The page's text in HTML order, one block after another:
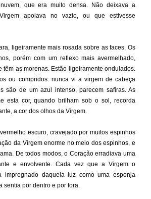
que era muito densa. Não deixava a
apoiava no vazio, ou que estivesse
ligeiramente mais rosada sobre as faces. Os
porém com um reflexo mais avermelhado,
têm as morenas. Estão ligeiramente ondulados.
ou compridos: nunca vi a virgem de cabeça
são de um azul intenso, parecem safiras. As
esta cor, quando brilham sob o sol, recorda
a cor dos olhos da Virgem.
escuro, cravejado por muitos espinhos
da Virgem enorme no meio dos espinhos, e
De todos modos, o Coração erradiava uma
e envolvente. Cada vez que a Virgem o
impregnado daquela luz como uma esponja
sentia por dentro e por fora.